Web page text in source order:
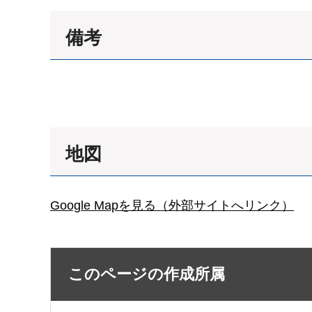
備考
地図
Google Mapを見る（外部サイトへリンク）
このページの作成所属